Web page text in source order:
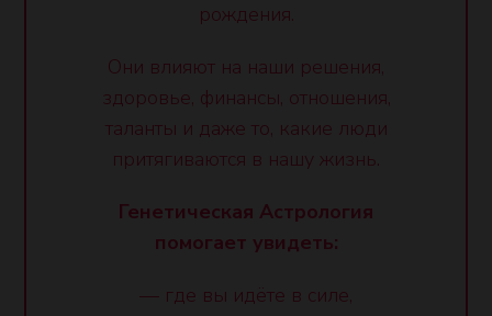
рождения.
Они влияют на наши решения,
здоровье, финансы, отношения,
таланты и даже то, какие люди
притягиваются в нашу жизнь.
Генетическая Астрология
помогает увидеть:
— где вы идёте в силе,